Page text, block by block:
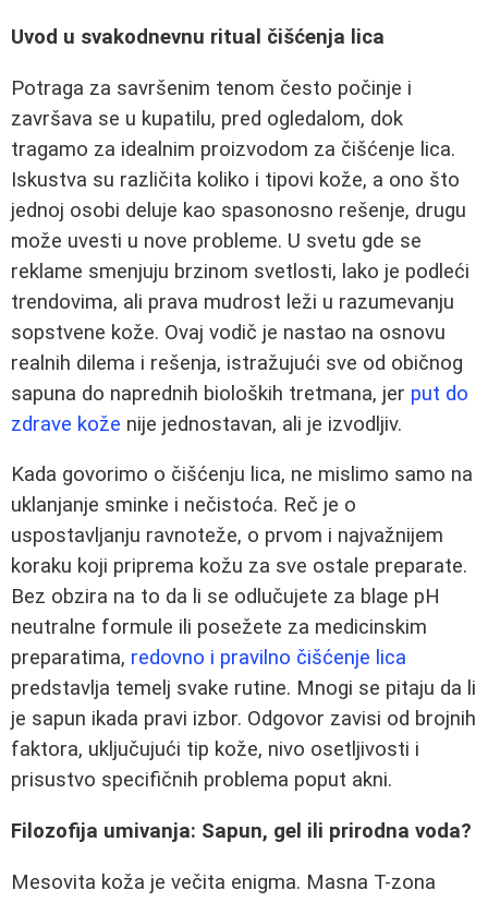
Uvod u svakodnevnu ritual čišćenja lica
Potraga za savršenim tenom često počinje i
završava se u kupatilu, pred ogledalom, dok
tragamo za idealnim proizvodom za čišćenje lica.
Iskustva su različita koliko i tipovi kože, a ono što
jednoj osobi deluje kao spasonosno rešenje, drugu
može uvesti u nove probleme. U svetu gde se
reklame smenjuju brzinom svetlosti, lako je podleći
trendovima, ali prava mudrost leži u razumevanju
sopstvene kože. Ovaj vodič je nastao na osnovu
realnih dilema i rešenja, istražujući sve od običnog
sapuna do naprednih bioloških tretmana, jer put do
zdrave kože nije jednostavan, ali je izvodljiv.
Kada govorimo o čišćenju lica, ne mislimo samo na
uklanjanje sminke i nečistoća. Reč je o
uspostavljanju ravnoteže, o prvom i najvažnijem
koraku koji priprema kožu za sve ostale preparate.
Bez obzira na to da li se odlučujete za blage pH
neutralne formule ili posežete za medicinskim
preparatima, redovno i pravilno čišćenje lica
predstavlja temelj svake rutine. Mnogi se pitaju da li
je sapun ikada pravi izbor. Odgovor zavisi od brojnih
faktora, uključujući tip kože, nivo osetljivosti i
prisustvo specifičnih problema poput akni.
Filozofija umivanja: Sapun, gel ili prirodna voda?
Mesovita koža je večita enigma. Masna T-zona